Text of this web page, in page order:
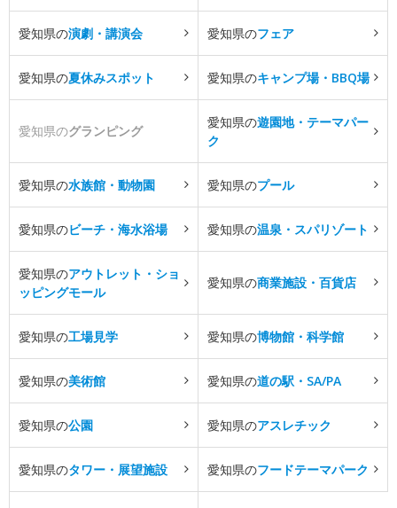
愛知県の演劇・講演会 愛知県のフェア
愛知県の夏休みスポット 愛知県のキャンプ場・BBQ場
愛知県のグランピング
愛知県の遊園地・テーマパー
ク
愛知県の水族館・動物園 愛知県のプール
愛知県のビーチ・海水浴場 愛知県の温泉・スパリゾート
愛知県のアウトレット・ショ
ッピングモール
愛知県の商業施設・百貨店
愛知県の工場見学 愛知県の博物館・科学館
愛知県の美術館 愛知県の道の駅・SA/PA
愛知県の公園 愛知県のアスレチック
愛知県のタワー・展望施設 愛知県のフードテーマパーク